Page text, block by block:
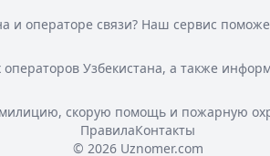
операторе связи? Наш сервис
Узбекистана, а также
скорую помощь и пожарную
ПравилаКонтакты
© 2026 Uznomer.com